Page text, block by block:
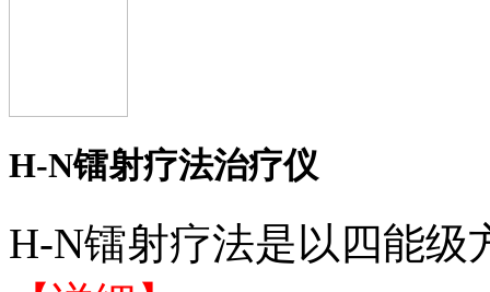
H-N镭射疗法治疗仪
H-N镭射疗法是以四能级